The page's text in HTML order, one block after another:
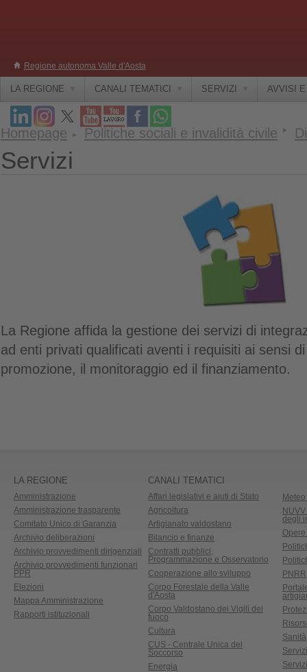
Regione autonoma Valle d'Aosta
LA REGIONE CANALI TEMATICI SERVIZI AVVISI
Homepage Politiche sociali e invalidità civile
Servizi
La Regione affida la gestione dei servizi di
ad enti privati qualificati aventi i requisiti ai sensi
promozione, il monitoraggio ed il finanziamento.
LA REGIONE
Amministrazione
Amministrazione trasparente
Comitato Unico di Garanzia
Archivio deliberazioni
Archivio provvedimenti dirigenziali
Archivio provvedimenti funzionari
PPR
Elezioni
Mappa Amministrazione
Rapporti istituzionali
CANALI TEMATICI
Affari legislativi e aiuti di Stato
Agricoltura
Artigianato valdostano
Bilancio e finanze
Contratti pubblici,
Programmazione e Osservatorio
Cooperazione allo sviluppo
Corpo Forestale della Valle
d'Aosta
Corpo Valdostano dei Vigili del
fuoco
Cultura
CUS - Centrale Unica del
Soccorso
Energia
degli
PNRR
Sanità